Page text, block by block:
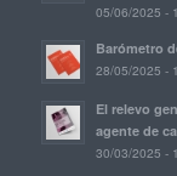
05/06/2025 -
Barómetro
28/05/2025 -
El relevo
agente de
30/03/2025 -